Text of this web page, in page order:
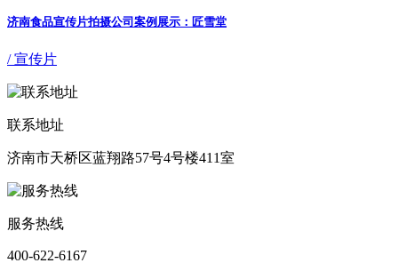
济南食品宣传片拍摄公司案例展示：匠雪堂
/ 宣传片
联系地址
济南市天桥区蓝翔路57号4号楼411室
服务热线
400-622-6167